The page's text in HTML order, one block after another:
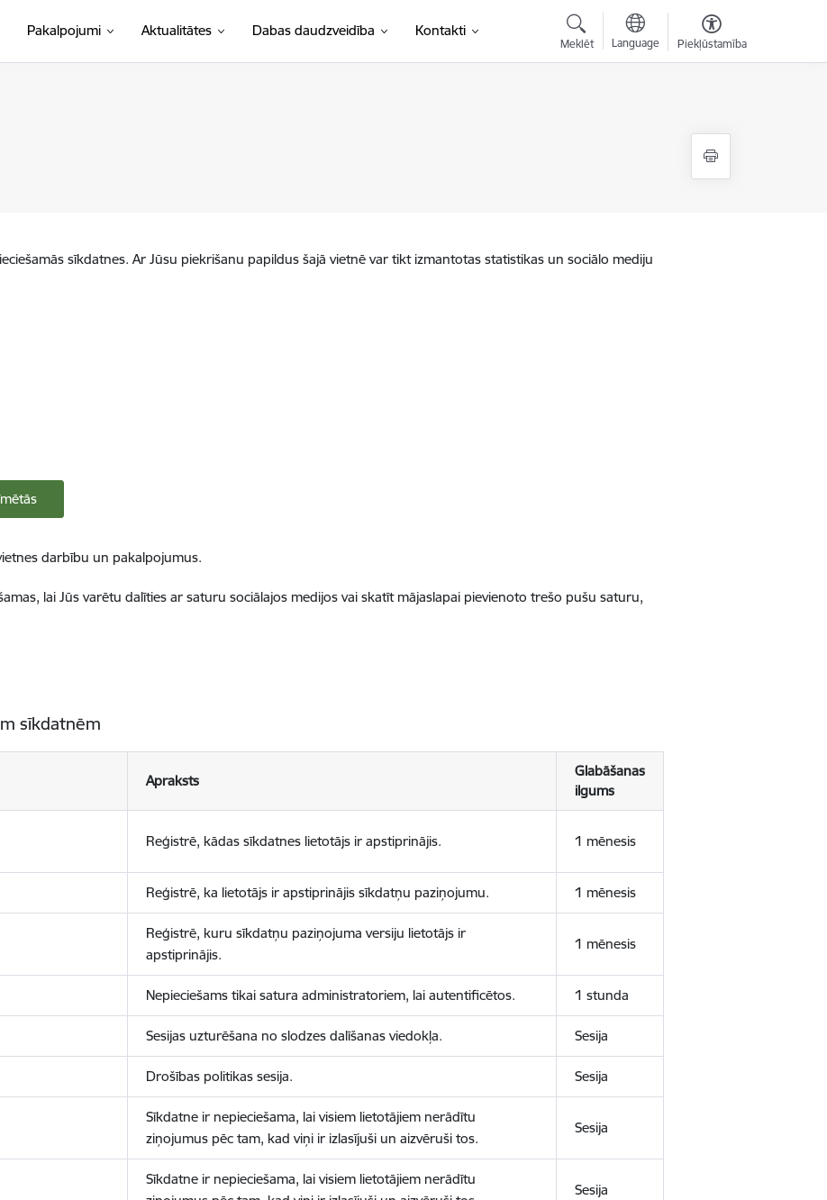
Pakalpojumi Aktualitātes Dabas daudzveidība Kontakti
Meklēt Language Piekļūstamība
sīkdatnes. Ar Jūsu piekrišanu papildus šajā vietnē var tikt izmantotas statistikas un sociālo mediju
darbību un pakalpojumus.
lai Jūs varētu dalīties ar saturu sociālajos medijos vai skatīt mājaslapai pievienoto trešo pušu saturu,
sīkdatnēm
Apraksts
Glabāšanas
ilgums
Reģistrē, kādas sīkdatnes lietotājs ir apstiprinājis. 1 mēnesis
Reģistrē, ka lietotājs ir apstiprinājis sīkdatņu paziņojumu. 1 mēnesis
Reģistrē, kuru sīkdatņu paziņojuma versiju lietotājs ir
apstiprinājis.
1 mēnesis
Nepieciešams tikai satura administratoriem, lai autentificētos. 1 stunda
Sesijas uzturēšana no slodzes dalīšanas viedokļa. Sesija
Drošības politikas sesija. Sesija
Sīkdatne ir nepieciešama, lai visiem lietotājiem nerādītu
ziņojumus pēc tam, kad viņi ir izlasījuši un aizvēruši tos.
Sesija
Sīkdatne ir nepieciešama, lai visiem lietotājiem nerādītu
Sesija